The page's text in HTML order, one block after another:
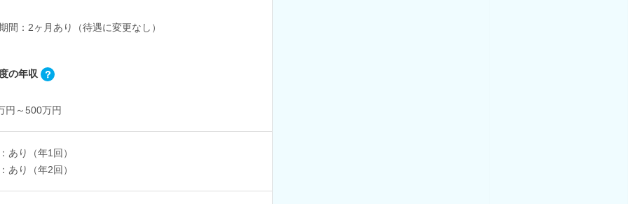
間：2ヶ月あり（待遇に変更なし）
の年収
円～500万円
あり（年1回）
あり（年2回）